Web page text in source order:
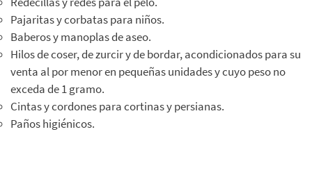
Pajaritas y corbatas para niños.
Baberos y manoplas de aseo.
Hilos de coser, de zurcir y de bordar, acondicionados para su
venta al por menor en pequeñas unidades y cuyo peso no
exceda de 1 gramo.
Cintas y cordones para cortinas y persianas.
Paños higiénicos.